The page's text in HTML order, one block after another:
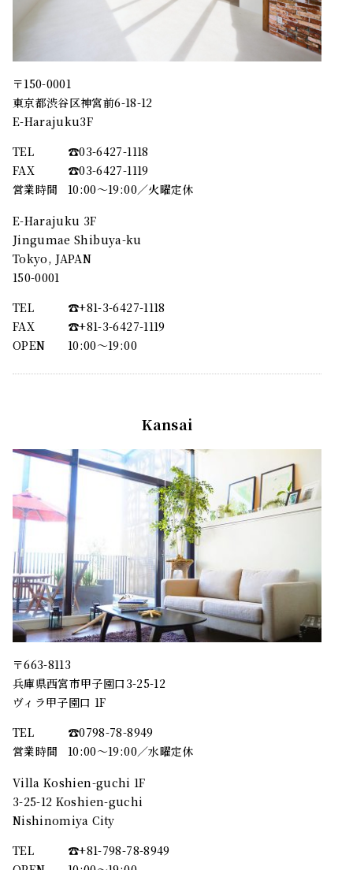
〒150-0001
東京都渋谷区神宮前6-18-12
E-Harajuku3F
TEL
☎︎03-6427-1118
FAX
☎︎03-6427-1119
営業時間
10:00～19:00／火曜定休
E-Harajuku 3F
Jingumae Shibuya-ku
Tokyo, JAPAN
150-0001
TEL
☎︎+81-3-6427-1118
FAX
☎︎+81-3-6427-1119
OPEN
10:00〜19:00
Kansai
〒663-8113
兵庫県西宮市甲子園口3-25-12
ヴィラ甲子園口 1F
TEL
☎︎0798-78-8949
営業時間
10:00～19:00／水曜定休
Villa Koshien-guchi 1F
3-25-12 Koshien-guchi
Nishinomiya City
TEL
☎︎+81-798-78-8949